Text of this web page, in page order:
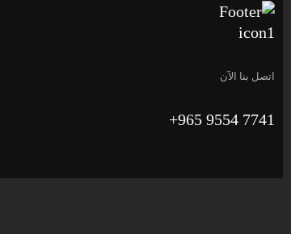
اتصل بنا الآن
7741 9554 965+